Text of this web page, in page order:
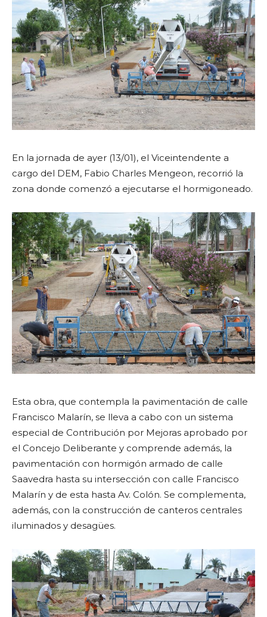
En la jornada de ayer (13/01), el Viceintendente a
cargo del DEM, Fabio Charles Mengeon, recorrió la
zona donde comenzó a ejecutarse el hormigoneado.
Esta obra, que contempla la pavimentación de calle
Francisco Malarín, se lleva a cabo con un sistema
especial de Contribución por Mejoras aprobado por
el Concejo Deliberante y comprende además, la
pavimentación con hormigón armado de calle
Saavedra hasta su intersección con calle Francisco
Malarín y de esta hasta Av. Colón. Se complementa,
además, con la construcción de canteros centrales
iluminados y desagües.